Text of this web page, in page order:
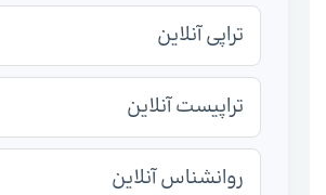
تراپی آنلاین
تراپیست آنلاین
روانشناس آنلاین